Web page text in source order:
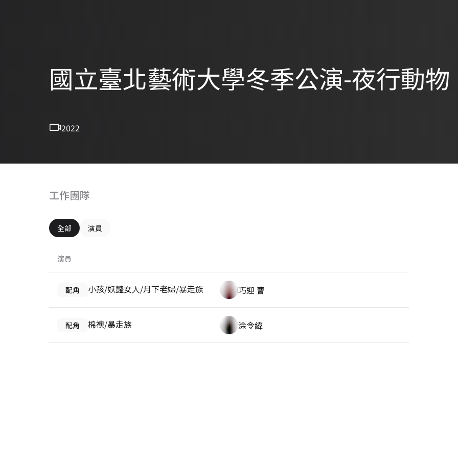
國立臺北藝術大學冬季公演-夜行動物
2022
工作團隊
全部 演員
演員
配角 小孩/妖豔女人/月下老婦/暴走族 巧迎 曹
配角 棉襖/暴走族 涂令緯